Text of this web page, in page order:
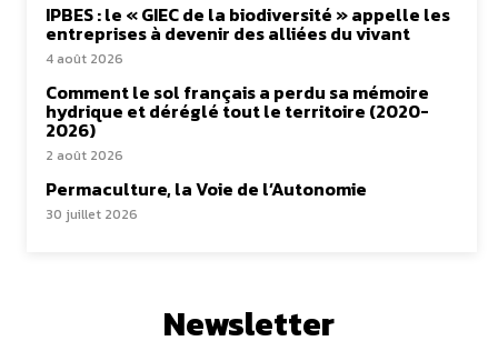
IPBES : le « GIEC de la biodiversité » appelle les
entreprises à devenir des alliées du vivant
4 août 2026
Comment le sol français a perdu sa mémoire
hydrique et déréglé tout le territoire (2020-
2026)
2 août 2026
Permaculture, la Voie de l’Autonomie
30 juillet 2026
Newsletter